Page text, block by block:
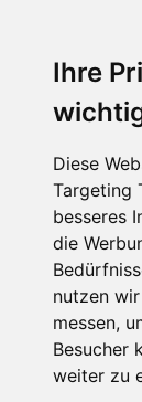
Ihre
Diese
Targeting
besseres
die
nutzen
messen,
Besucher
weiter zu